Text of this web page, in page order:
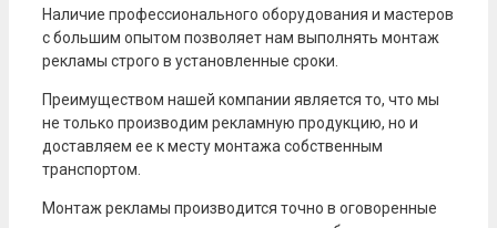
Наличие профессионального оборудования и мастеров
с большим опытом позволяет нам выполнять монтаж
рекламы строго в установленные сроки.
Преимуществом нашей компании является то, что мы
не только производим рекламную продукцию, но и
доставляем ее к месту монтажа собственным
транспортом.
Монтаж рекламы производится точно в оговоренные